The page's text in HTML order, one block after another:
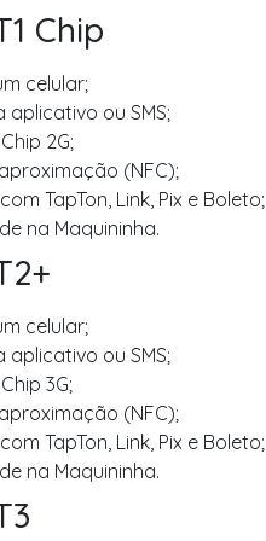
Chip
celular;
ou SMS;
2G;
(NFC);
TapTon, Link, Pix e Boleto;
na Maquininha.
celular;
ou SMS;
3G;
(NFC);
TapTon, Link, Pix e Boleto;
na Maquininha.